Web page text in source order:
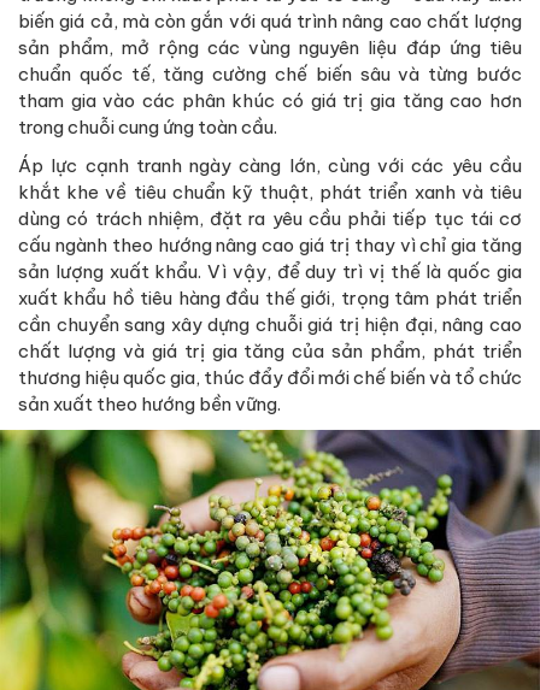
biến giá cả, mà còn gắn với quá trình nâng cao chất lượng
sản phẩm, mở rộng các vùng nguyên liệu đáp ứng tiêu
chuẩn quốc tế, tăng cường chế biến sâu và từng bước
tham gia vào các phân khúc có giá trị gia tăng cao hơn
trong chuỗi cung ứng toàn cầu.
Áp lực cạnh tranh ngày càng lớn, cùng với các yêu cầu
khắt khe về tiêu chuẩn kỹ thuật, phát triển xanh và tiêu
dùng có trách nhiệm, đặt ra yêu cầu phải tiếp tục tái cơ
cấu ngành theo hướng nâng cao giá trị thay vì chỉ gia tăng
sản lượng xuất khẩu. Vì vậy, để duy trì vị thế là quốc gia
xuất khẩu hồ tiêu hàng đầu thế giới, trọng tâm phát triển
cần chuyển sang xây dựng chuỗi giá trị hiện đại, nâng cao
chất lượng và giá trị gia tăng của sản phẩm, phát triển
thương hiệu quốc gia, thúc đẩy đổi mới chế biến và tổ chức
sản xuất theo hướng bền vững.